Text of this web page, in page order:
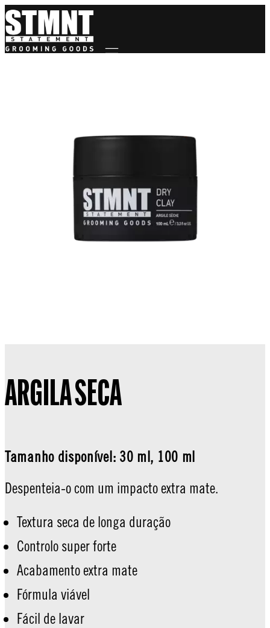
ARGILA SECA
Tamanho disponível: 30 ml, 100 ml
Despenteia-o com um impacto extra mate.
Textura seca de longa duração
Controlo super forte
Acabamento extra mate
Fórmula viável
Fácil de lavar